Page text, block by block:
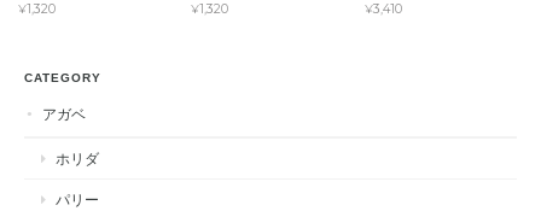
¥1,320 ¥1,320 ¥3,410
CATEGORY
アガベ
ホリダ
パリー